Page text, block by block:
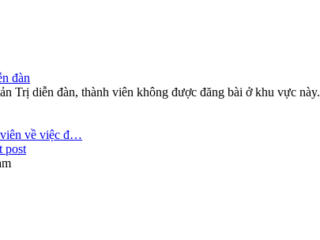
đàn
Trị diễn đàn, thành viên không được đăng bài ở khu vực này.
về việc đ…
post